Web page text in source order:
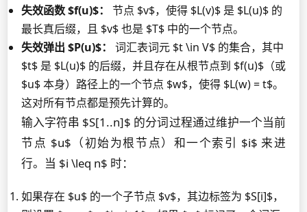
失效函数 $f(u)$：
节点 $v$，使得 $L(v)$ 是 $L(u)$ 的
最长真后缀，且 $v$ 也是 $T$ 中的一个节点。
失效弹出 $P(u)$：
词汇表词元 $t \in V$ 的集合，其中
$t$ 是 $L(u)$ 的后缀，并且存在从根节点到 $f(u)$（或
$u$ 本身）路径上的一个节点 $w$，使得 $L(w) = t$。
这对所有节点都是预先计算的。
输入字符串 $S[1..n]$ 的分词过程通过维护一个当前
节点 $u$（初始为根节点）和一个索引 $i$ 来进
行。当 $i \leq n$ 时：
如果存在 $u$ 的一个子节点 $v$，其边标签为 $S[i]$，